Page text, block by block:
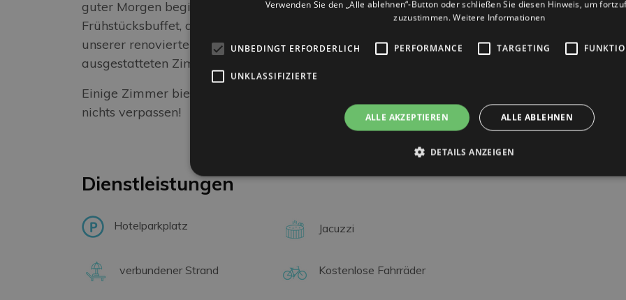
guter Morgen beginnt auf der Veranda mit einem reichhaltigen
Frühstücksbuffet, das Sie nach einer erholsamen Nacht in einem
unserer renovierten,
klimatisiertenund mit allem Komfort
ausgestatteten Zimmern genießen können.
Einige Zimmer bieten
nichts verpassen!
Dienstleistungen
Hotelparkplatz Jacuzzi
verbundener Strand Kostenlose Fahrräder
Verwenden Sie den „Alle ablehnen“-Button oder schließen Sie diesen Hinweis, um
zuzustimmen.Weitere Informationen
UNBEDINGT ERFORDERLICH PERFORMANCE TARGETING
UNKLASSIFIZIERTE
ALLE AKZEPTIEREN ALLE ABLEHNEN
DETAILS ANZEIGEN